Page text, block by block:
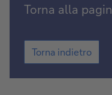
alla
Prospetti
Torna alla
Torna
alla
pagina
Prospetti
Torna indietro